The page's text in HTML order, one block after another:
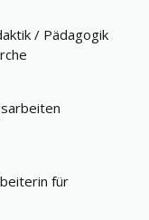
/ Pädagogik
für